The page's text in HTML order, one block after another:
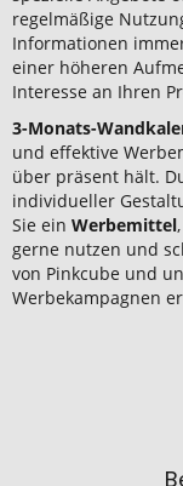
regelmäßige
Informationen
einer höheren
Interesse an Ihren
3-Monats-
und effektive
über präsent hält.
individueller
Sie ein Werbemittel
gerne nutzen und
von Pinkcube und
Werbekampagnen